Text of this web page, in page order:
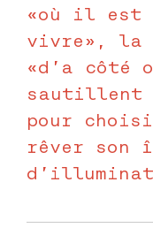
«où il
vivre», la
«d’a côté
sautillent
pour
rêver son